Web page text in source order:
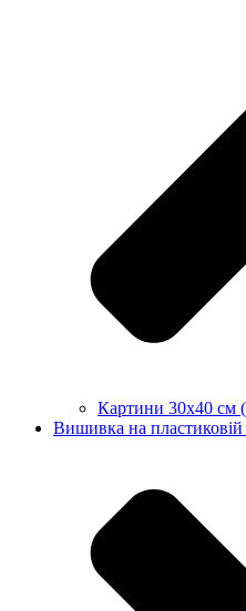
Картини 30х40 см
Вишивка на пластиковій